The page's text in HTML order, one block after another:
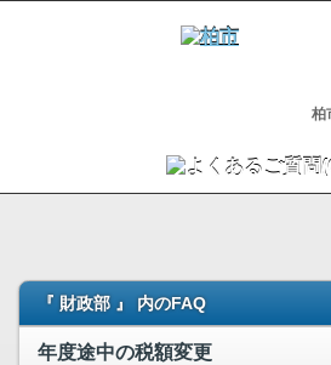
柏
『 財政部 』 内のFAQ
年度途中の税額変更